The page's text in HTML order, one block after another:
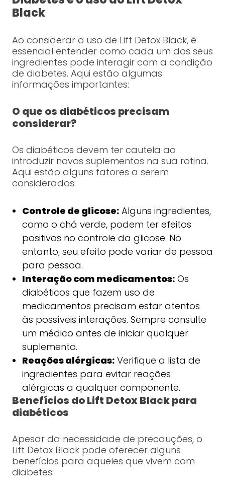
Black
Ao considerar o uso de Lift Detox Black, é
essencial entender como cada um dos seus
ingredientes pode interagir com a condição
de diabetes. Aqui estão algumas
informações importantes:
O que os diabéticos precisam
considerar?
Os diabéticos devem ter cautela ao
introduzir novos suplementos na sua rotina.
Aqui estão alguns fatores a serem
considerados:
Controle de glicose:Alguns ingredientes,
como o chá verde, podem ter efeitos
positivos no controle da glicose. No
entanto, seu efeito pode variar de pessoa
para pessoa.
Interação com medicamentos:Os
diabéticos que fazem uso de
medicamentos precisam estar atentos
às possíveis interações. Sempre consulte
um médico antes de iniciar qualquer
suplemento.
Reações alérgicas:Verifique a lista de
ingredientes para evitar reações
alérgicas a qualquer componente.
Benefícios do Lift Detox Black para
diabéticos
Apesar da necessidade de precauções, o
Lift Detox Black pode oferecer alguns
benefícios para aqueles que vivem com
diabetes: